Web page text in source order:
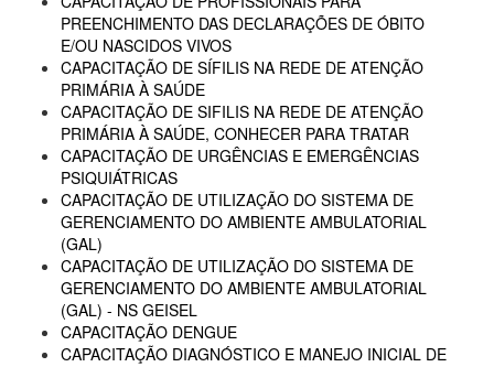
PREENCHIMENTO DAS DECLARAÇÕES DE ÓBITO
E/OU NASCIDOS VIVOS
CAPACITAÇÃO DE SÍFILIS NA REDE DE ATENÇÃO
PRIMÁRIA À SAÚDE
CAPACITAÇÃO DE SIFILIS NA REDE DE ATENÇÃO
PRIMÁRIA À SAÚDE, CONHECER PARA TRATAR
CAPACITAÇÃO DE URGÊNCIAS E EMERGÊNCIAS
PSIQUIÁTRICAS
CAPACITAÇÃO DE UTILIZAÇÃO DO SISTEMA DE
GERENCIAMENTO DO AMBIENTE AMBULATORIAL
(GAL)
CAPACITAÇÃO DE UTILIZAÇÃO DO SISTEMA DE
GERENCIAMENTO DO AMBIENTE AMBULATORIAL
(GAL) - NS GEISEL
CAPACITAÇÃO DENGUE
CAPACITAÇÃO DIAGNÓSTICO E MANEJO INICIAL DE